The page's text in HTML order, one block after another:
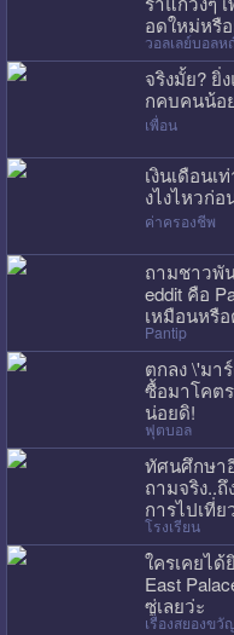
อดใหม่หรื
วอลเลย์บอลห
จริงมั้ย? ยิ่
กคบคนน้อ
เพื่อน
เงินเดือน
งไงไหวก่
ค่าครองชีพ
ถามชาวพั
eddit คือ
เหมือนหรื
Pantip
ตกลง \'มา
ซื้อมาโคต
น่อยดิ!
ฟุตบอล
ทัศนศึกษา
ถามจริง..ถึ
การไปเที่
โรงเรียน
ใครเคยไ
East
ซู่เลยว่ะ
เรื่องสยองขวั